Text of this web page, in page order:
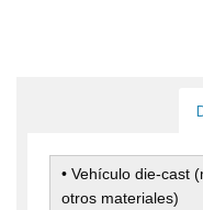
• Vehículo die-cast
otros materiales)